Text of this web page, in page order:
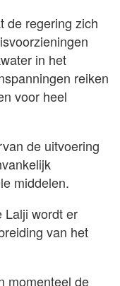
de regering zich
in het
reiken
voor heel
de uitvoering
middelen.
Lalji wordt er
van het
momenteel de